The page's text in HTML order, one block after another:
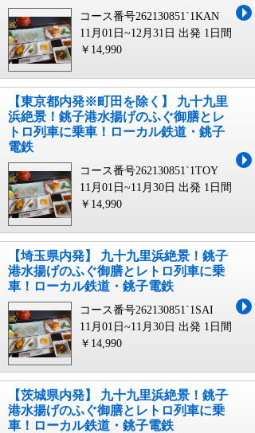
コース番号262130851`1KAN
11月01日~12月31日 出発 1日間
￥14,990
【東京都内発※町田を除く】 九十九里
浜絶景！銚子港水揚げのふぐ御膳とレ
トロ列車に乗車！ローカル鉄道・銚子
電鉄
コース番号262130851`1TOY
11月01日~11月30日 出発 1日間
￥14,990
【埼玉県内発】 九十九里浜絶景！銚子
港水揚げのふぐ御膳とレトロ列車に乗
車！ローカル鉄道・銚子電鉄
コース番号262130851`1SAI
11月01日~11月30日 出発 1日間
￥14,990
【茨城県内発】 九十九里浜絶景！銚子
港水揚げのふぐ御膳とレトロ列車に乗
車！ローカル鉄道・銚子電鉄